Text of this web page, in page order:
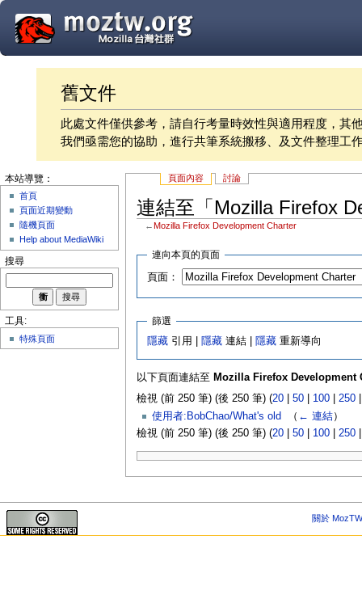
舊文件
此處文件僅供參考，請自行考量時效性與適用程度，其
我們亟需您的協助，進行共筆系統搬移、及文件整理工
頁面內容 討論
連結至「Mozilla Firefox
← Mozilla Firefox Development Charter
連向本頁的頁面
頁面：
篩選
隱藏 引用 | 隱藏 連結 | 隱藏 重新導向
以下頁面連結至 Mozilla Firefox Development
檢視 (前 250 筆) (後 250 筆) (20| 50| 100| 250
使用者:BobChao/What's old
（ ← 連結）
檢視 (前 250 筆) (後 250 筆) (20| 50| 100| 250
本站導覽：
首頁
頁面近期變動
隨機頁面
Help about MediaWiki
搜尋
工具:
特殊頁面
關於